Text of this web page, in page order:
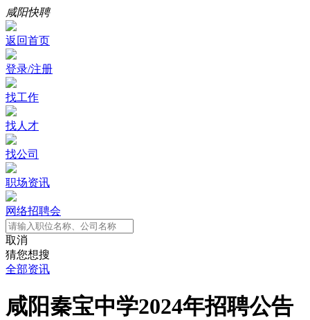
咸阳快聘
返回首页
登录/注册
找工作
找人才
找公司
职场资讯
网络招聘会
取消
猜您想搜
全部资讯
咸阳秦宝中学2024年招聘公告